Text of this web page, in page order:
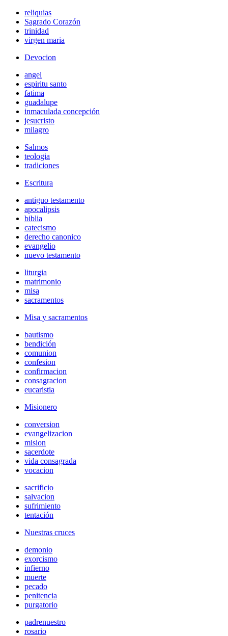
reliquias
Sagrado Corazón
trinidad
virgen maria
Devocion
angel
espiritu santo
fatima
guadalupe
inmaculada concepción
jesucristo
milagro
Salmos
teologia
tradiciones
Escritura
antiguo testamento
apocalipsis
biblia
catecismo
derecho canonico
evangelio
nuevo testamento
liturgia
matrimonio
misa
sacramentos
Misa y sacramentos
bautismo
bendición
comunion
confesion
confirmacion
consagracion
eucaristia
Misionero
conversion
evangelizacion
mision
sacerdote
vida consagrada
vocacion
sacrificio
salvacion
sufrimiento
tentación
Nuestras cruces
demonio
exorcismo
infierno
muerte
pecado
penitencia
purgatorio
padrenuestro
rosario